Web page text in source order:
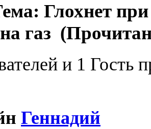
Глохнет
газ
и 1 Гость
Геннадий